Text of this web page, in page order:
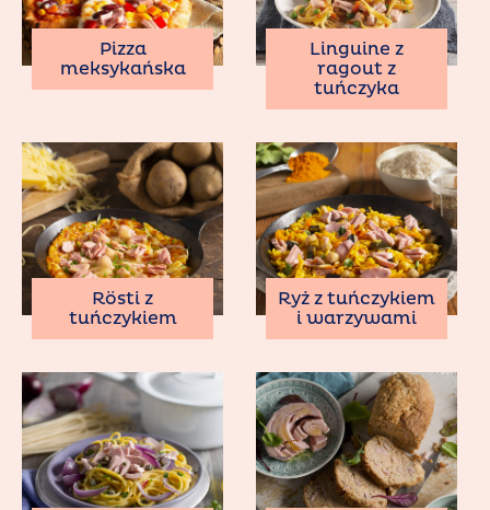
Pizza
meksykańska
Linguine z
ragout z
tuńczyka
Rösti z
tuńczykiem
Ryż z tuńczykiem
i warzywami